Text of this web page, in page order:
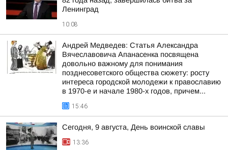
Ленинград
10:08
Андрей Медведев: Статья Александра
Вячеславовича Апанасенка посвящена
довольно важному для понимания
позднесоветского общества сюжету: росту
интереса городской молодежи к православию
в 1970-е и начале 1980-х годов, причем...
15:46
Сегодня, 9 августа, День воинской славы
13:36